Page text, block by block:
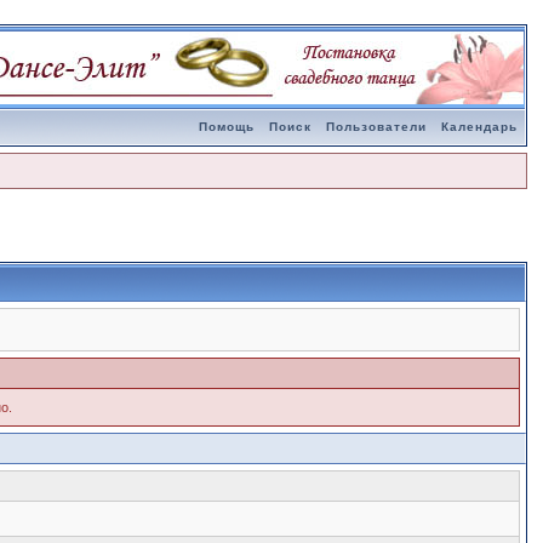
Помощь Поиск Пользователи Календарь